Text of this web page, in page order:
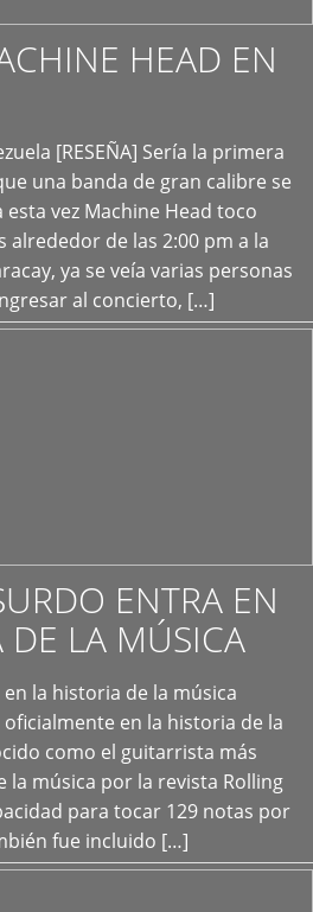
HEAD EN
[RESEÑA] Sería la primera
una banda de gran calibre se
vez Machine Head toco
alrededor de las 2:00 pm a la
ya se veía varias personas
al concierto, […]
+
ENTRA EN
DE LA MÚSICA
la historia de la música
en la historia de la
como el guitarrista más
la música por la revista Rolling
para tocar 129 notas por
fue incluido […]
+